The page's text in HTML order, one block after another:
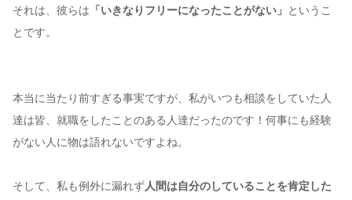
それは、彼らは 「いきなりフリーになったことがない」 というこ
とです。
本当に当たり前すぎる事実ですが、私がいつも相談をしていた人
達は皆、就職をしたことのある人達だったのです！何事にも経験
がない人に物は語れないですよね。
そして、私も例外に漏れず人間は自分のしていることを肯定した